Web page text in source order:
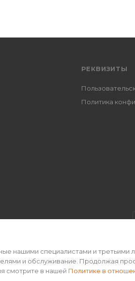
РЕКВИЗИТЫ
Политика
публичной офертой • 2026 г.
нашими специалистами и третьими
и обслуживание. Продолжая
смотрите в нашей Политике в